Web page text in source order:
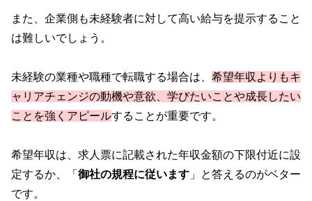
また、企業側も未経験者に対して高い給与を提示すること
は難しいでしょう。
未経験の業種や職種で転職する場合は、 希望年収よりもキ
ャリアチェンジの動機や意欲、学びたいことや成長したい
ことを強くアピールすることが重要です。
希望年収は、求人票に記載された年収金額の下限付近に設
定するか、「 御社の規程に従います 」と答えるのがベター
です。